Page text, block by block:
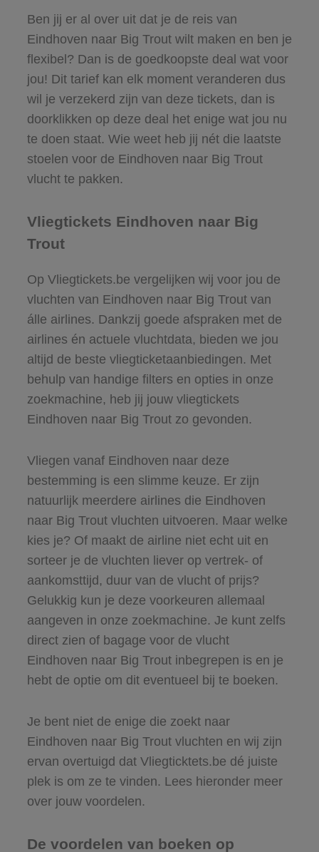
Ben jij er al over uit dat je de reis van
Eindhoven naar Big Trout wilt maken en ben je
flexibel? Dan is de goedkoopste deal wat voor
jou! Dit tarief kan elk moment veranderen dus
wil je verzekerd zijn van deze tickets, dan is
doorklikken op deze deal het enige wat jou nu
te doen staat. Wie weet heb jij nét die laatste
stoelen voor de Eindhoven naar Big Trout
vlucht te pakken.
Vliegtickets Eindhoven naar Big
Trout
Op Vliegtickets.be vergelijken wij voor jou de
vluchten van Eindhoven naar Big Trout van
álle airlines. Dankzij goede afspraken met de
airlines én actuele vluchtdata, bieden we jou
altijd de beste vliegticketaanbiedingen. Met
behulp van handige filters en opties in onze
zoekmachine, heb jij jouw vliegtickets
Eindhoven naar Big Trout zo gevonden.
Vliegen vanaf Eindhoven naar deze
bestemming is een slimme keuze. Er zijn
natuurlijk meerdere airlines die Eindhoven
naar Big Trout vluchten uitvoeren. Maar welke
kies je? Of maakt de airline niet echt uit en
sorteer je de vluchten liever op vertrek- of
aankomsttijd, duur van de vlucht of prijs?
Gelukkig kun je deze voorkeuren allemaal
aangeven in onze zoekmachine. Je kunt zelfs
direct zien of bagage voor de vlucht
Eindhoven naar Big Trout inbegrepen is en je
hebt de optie om dit eventueel bij te boeken.
Je bent niet de enige die zoekt naar
Eindhoven naar Big Trout vluchten en wij zijn
ervan overtuigd dat Vliegticktets.be dé juiste
plek is om ze te vinden. Lees hieronder meer
over jouw voordelen.
De voordelen van boeken op